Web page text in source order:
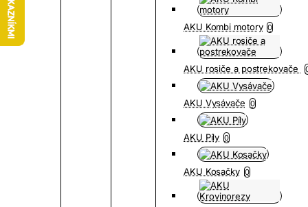
AKU Kombi motory 0
AKU rosiče a postrekovače
AKU Vysávače 0
AKU Píly 0
AKU Kosačky 0